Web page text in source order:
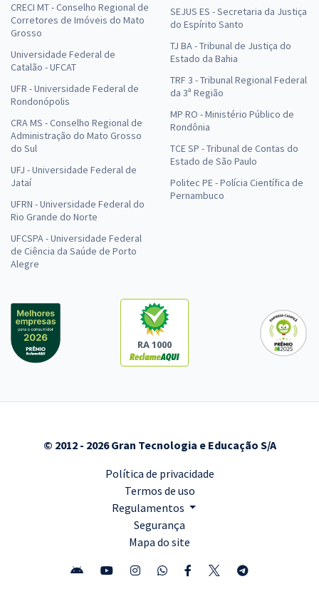
CRECI MT - Conselho Regional de
Corretores de Imóveis do Mato
Grosso
Universidade Federal de
Catalão - UFCAT
UFR - Universidade Federal de
Rondonópolis
CRA MS - Conselho Regional de
Administração do Mato Grosso
do Sul
UFJ - Universidade Federal de
Jataí
UFRN - Universidade Federal do
Rio Grande do Norte
UFCSPA - Universidade Federal
de Ciência da Saúde de Porto
Alegre
SEJUS ES - Secretaria da Justiça
do Espírito Santo
TJ BA - Tribunal de Justiça do
Estado da Bahia
TRF 3 - Tribunal Regional Federal
da 3ª Região
MP RO - Ministério Público de
Rondônia
TCE SP - Tribunal de Contas do
Estado de São Paulo
Politec PE - Polícia Científica de
Pernambuco
RA 1000
© 2012 - 2026 Gran Tecnologia e Educação S/A
Política de privacidade
Termos de uso
Regulamentos
Segurança
Mapa do site